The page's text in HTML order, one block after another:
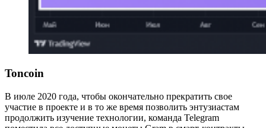
Toncoin
В июле 2020 года, чтобы окончательно прекратить свое
участие в проекте и в то же время позволить энтузиастам
продолжить изучение технологии, команда Telegram